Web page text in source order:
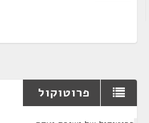
פרוטוקול